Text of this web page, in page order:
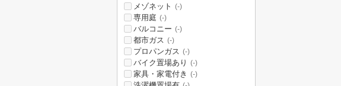
メゾネット (-)
専用庭 (-)
バルコニー (-)
都市ガス (-)
プロパンガス (-)
バイク置場あり (-)
家具・家電付き (-)